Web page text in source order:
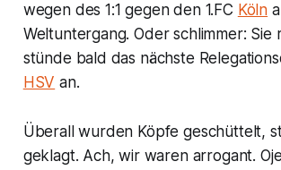
wegen des 1:1 gegen den 1.FC Köln
Weltuntergang. Oder schlimmer: Sie
stünde bald das nächste
HSV an.
Überall wurden Köpfe geschüttelt,
geklagt. Ach, wir waren arrogant.